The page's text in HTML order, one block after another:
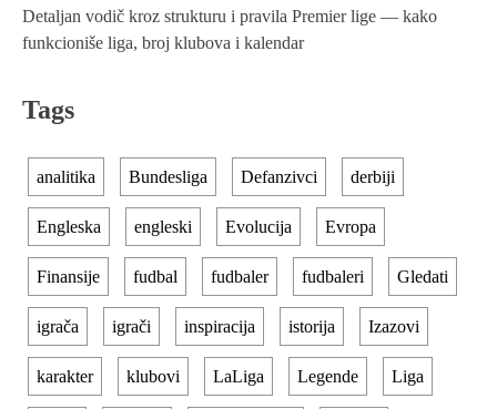
i
o
n
Detaljan vodič kroz strukturu i pravila Premier lige — kako
funkcioniše liga, broj klubova i kalendar
Tags
analitika Bundesliga Defanzivci derbiji
Engleska engleski Evolucija Evropa
Finansije fudbal fudbaler fudbaleri Gledati
igrača igrači inspiracija istorija Izazovi
karakter klubovi LaLiga Legende Liga